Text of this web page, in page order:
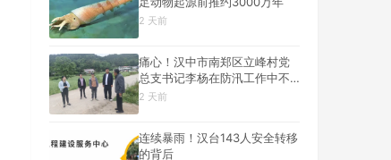
2 天前
痛心！汉中市南郑区立峰村党
总支书记李杨在防汛工作中不
幸遇难
2 天前
连续暴雨！汉台143人安全转移
的背后